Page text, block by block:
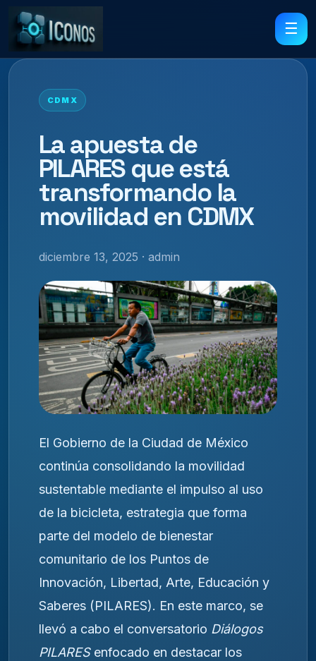
☰
CDMX
La apuesta de
PILARES que está
transformando la
movilidad en CDMX
diciembre 13, 2025 · admin
El Gobierno de la Ciudad de México
continúa consolidando la movilidad
sustentable mediante el impulso al uso
de la bicicleta, estrategia que forma
parte del modelo de bienestar
comunitario de los Puntos de
Innovación, Libertad, Arte, Educación y
Saberes (PILARES). En este marco, se
llevó a cabo el conversatorio Diálogos
PILARESenfocado en destacar los